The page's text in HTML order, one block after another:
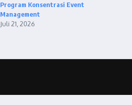
Program Konsentrasi Event
Management
Juli 21, 2026